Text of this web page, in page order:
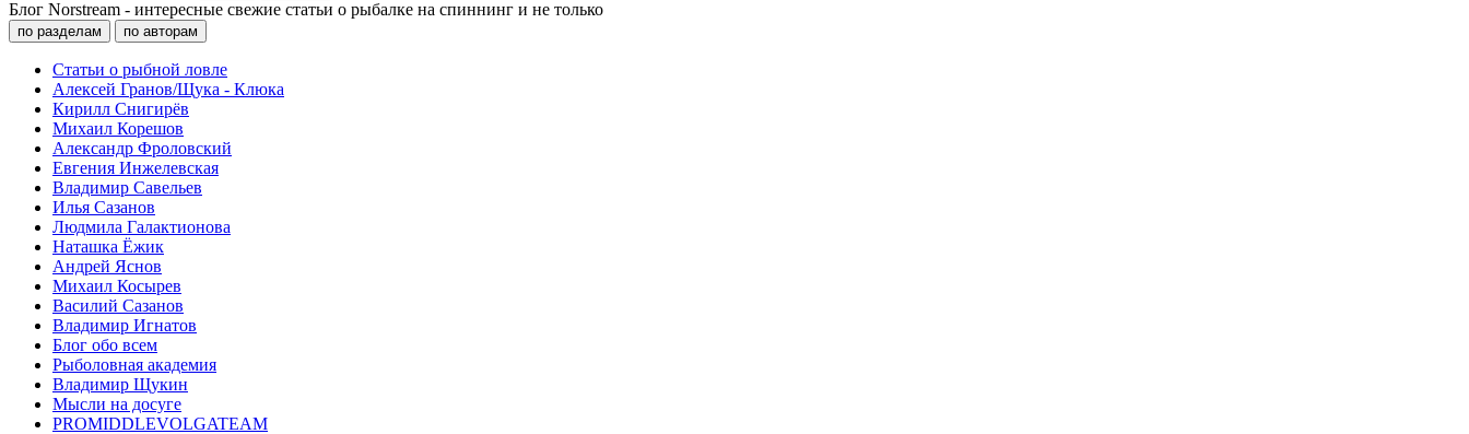
Блог Norstream - интересные свежие статьи о рыбалке на спиннинг и не только
по разделам по авторам
Статьи о рыбной ловле
Алексей Гранов/Щука - Клюка
Кирилл Снигирёв
Михаил Корешов
Александр Фроловский
Евгения Инжелевская
Владимир Савельев
Илья Сазанов
Людмила Галактионова
Наташка Ёжик
Андрей Яснов
Михаил Косырев
Василий Сазанов
Владимир Игнатов
Блог обо всем
Рыболовная академия
Владимир Щукин
Мысли на досуге
PROMIDDLEVOLGATEAM